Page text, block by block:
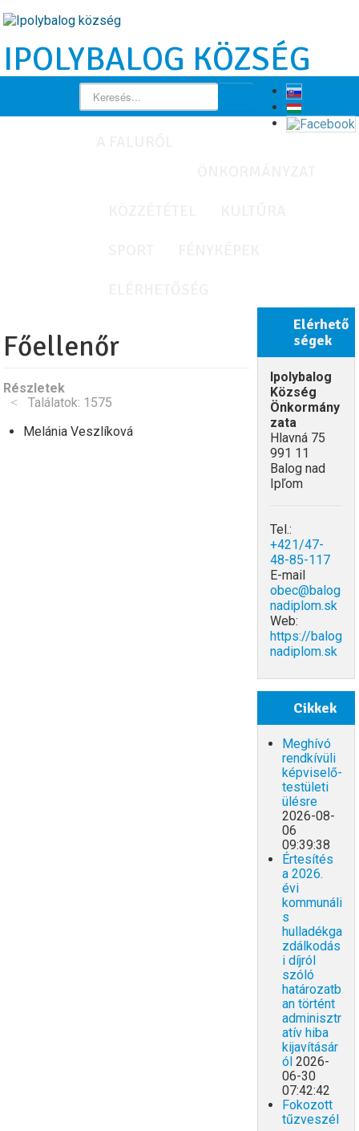
IPOLYBALOG KÖZSÉG
Főellenőr
Részletek
Találatok: 1575
Melánia Veszlíková
Elérhető
ségek
Ipolybalog
Község
Önkormány
zata
Hlavná 75
991 11
Balog nad
Ipľom
Tel.:
+421/47-
48-85-117
E-mail
obec@balog
nadiplom.sk
Web:
https://balog
nadiplom.sk
Cikkek
Meghívó
rendkívüli
képviselő-
testületi
ülésre
2026-08-
06
09:39:38
Értesítés
a 2026.
évi
kommunáli
s
hulladékga
zdálkodás
i díjról
szóló
határozatb
an történt
adminisztr
atív hiba
kijavításár
ól 2026-
06-30
07:42:42
Fokozott
tűzveszél